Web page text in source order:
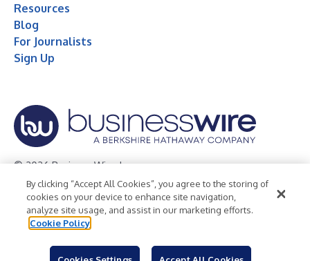
Resources
Blog
For Journalists
Sign Up
© 2026 Business Wire, Inc.
Privacy Policy Cookie Policy
Accessibility Statement
Terms of Use
Legal
By clicking “Accept All Cookies”, you agree to the storing of
cookies on your device to enhance site navigation,
analyze site usage, and assist in our marketing efforts.
Cookie Policy